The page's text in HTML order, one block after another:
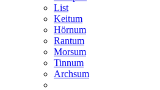
List
Keitum
Hörnum
Rantum
Morsum
Tinnum
Archsum